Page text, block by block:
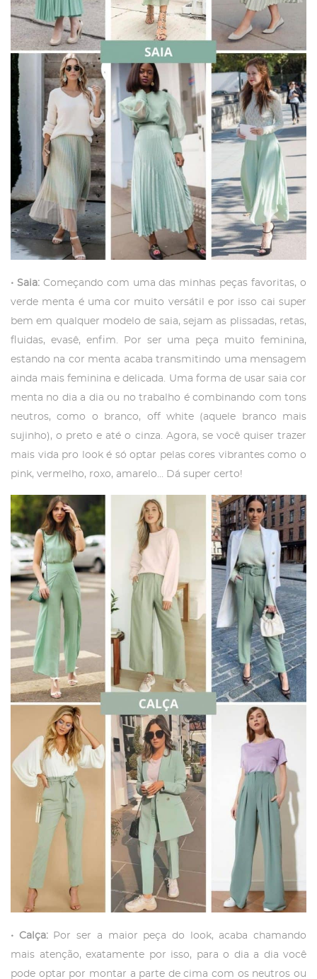
• Saia: Começando com uma das minhas peças favoritas, o
verde menta é uma cor muito versátil e por isso cai super
bem em qualquer modelo de saia, sejam as plissadas, retas,
fluidas, evasê, enfim. Por ser uma peça muito feminina,
estando na cor menta acaba transmitindo uma mensagem
ainda mais feminina e delicada. Uma forma de usar saia cor
menta no dia a dia ou no trabalho é combinando com tons
neutros, como o branco, off white (aquele branco mais
sujinho), o preto e até o cinza. Agora, se você quiser trazer
mais vida pro look é só optar pelas cores vibrantes como o
pink, vermelho, roxo, amarelo… Dá super certo!
• Calça:Por ser a maior peça do look, acaba chamando
mais atenção, exatamente por isso, para o dia a dia você
pode optar por montar a parte de cima com os neutros ou